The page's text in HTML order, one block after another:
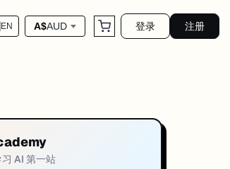
EN A$AUD 登录 注册
心理疾病，较 1990 年几乎翻倍，心理疾
症和心血管疾病，成为全球致残的首要原因。
AI 第一站